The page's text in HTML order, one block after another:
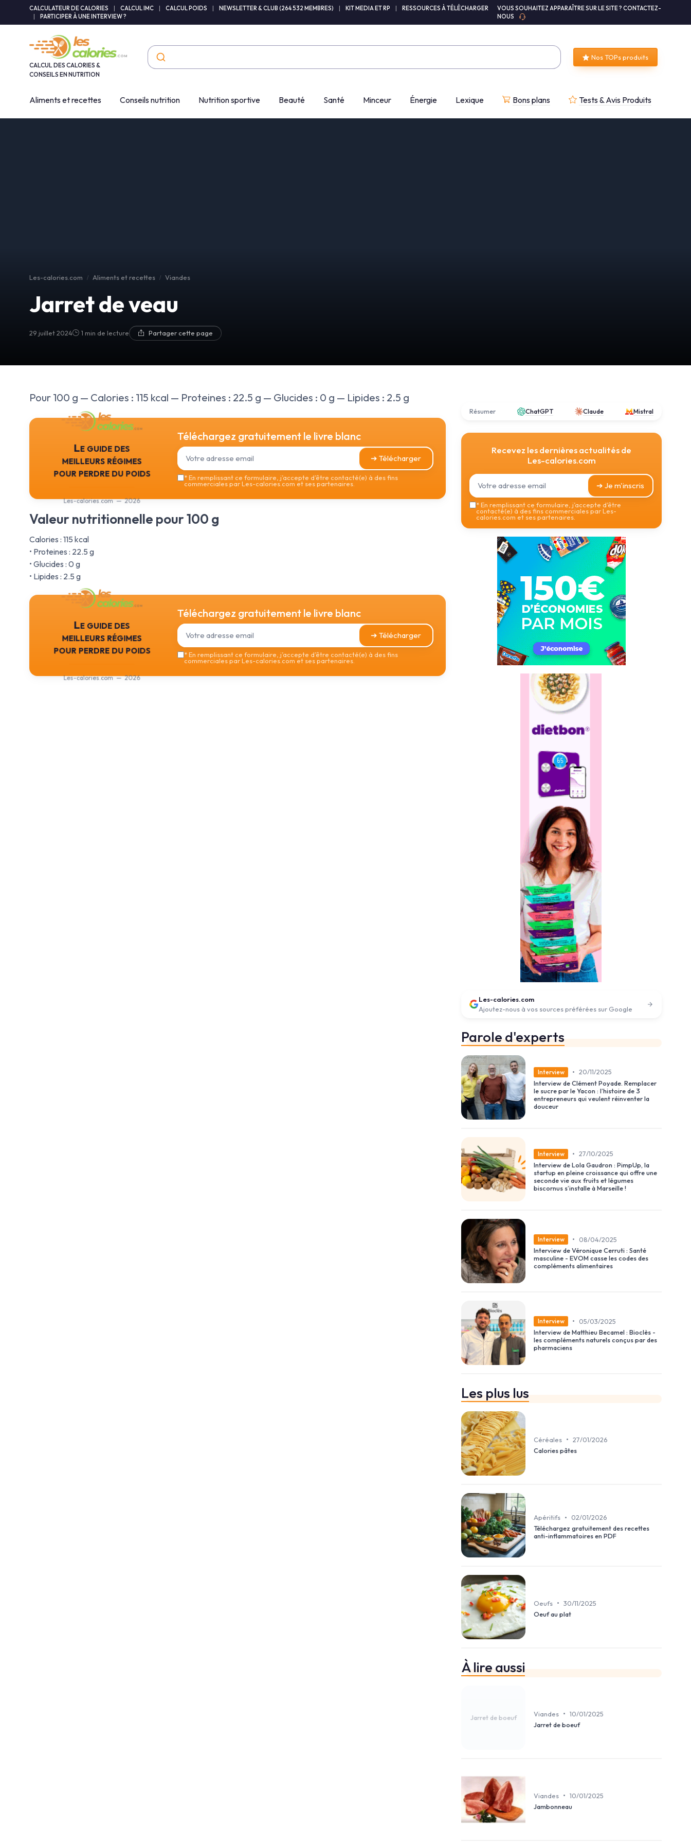
CALCULATEUR DE CALORIES CALCUL IMC CALCUL POIDS NEWSLETTER & CLUB (264 532 MEMBRES) KIT MEDIA ET RP
RESSOURCES À TÉLÉCHARGER
PARTICIPER À UNE INTERVIEW ?
VOUS SOUHAITEZ APPARAÎTRE SUR LE SITE ? CONTACTEZ-
NOUS
CALCUL DES CALORIES &
CONSEILS EN NUTRITION
Nos TOPs produits
Aliments et recettes Conseils nutrition Nutrition sportive Beauté Santé Minceur Énergie Lexique Bons plans Tests & Avis Produits
Les-calories.com Aliments et recettes Viandes
Jarret de veau
29 juillet 2024 1 min de lecture Partager cette page
Pour 100 g — Calories : 115 kcal — Proteines : 22.5 g — Glucides : 0 g — Lipides : 2.5 g
Le guide des
meilleurs régimes
pour perdre du poids
Les-calories.com — 2026
Téléchargez gratuitement le livre blanc
➔ Télécharger
*En remplissant ce formulaire, j’accepte d’être contacté(e) à des fins
commerciales par Les-calories.com et ses partenaires.
Valeur nutritionnelle pour 100 g
Calories : 115 kcal
• Proteines : 22.5 g
• Glucides : 0 g
• Lipides : 2.5 g
Le guide des
meilleurs régimes
pour perdre du poids
Les-calories.com — 2026
Téléchargez gratuitement le livre blanc
➔ Télécharger
*En remplissant ce formulaire, j’accepte d’être contacté(e) à des fins
commerciales par Les-calories.com et ses partenaires.
Résumer ChatGPT Claude Mistral
Recevez les dernières actualités de
Les-calories.com
➔ Je m'inscris
*En remplissant ce formulaire, j’accepte d’être
contacté(e) à des fins commerciales par Les-
calories.com et ses partenaires.
Les-calories.com
Ajoutez-nous à vos sources préférées sur Google
Parole d'experts
Interview • 20/11/2025
Interview de Clément Poyade. Remplacer
le sucre par le Yacon : l’histoire de 3
entrepreneurs qui veulent réinventer la
douceur
Interview • 27/10/2025
Interview de Lola Gaudron : PimpUp, la
startup en pleine croissance qui offre une
seconde vie aux fruits et légumes
biscornus s’installe à Marseille !
Interview •
08/04/2025
Interview de Véronique Cerruti : Santé
masculine - EVOM casse les codes des
compléments alimentaires
Interview •
05/03/2025
Interview de Matthieu Becamel : Bioclès -
les compléments naturels conçus par des
pharmaciens
Les plus lus
Céréales • 27/01/2026
Calories pâtes
Apéritifs •
02/01/2026
Téléchargez gratuitement des recettes
anti-inflammatoires en PDF
Oeufs • 30/11/2025
Oeuf au plat
À lire aussi
Jarret de boeuf Viandes • 10/01/2025
Jarret de boeuf
Viandes • 10/01/2025
Jambonneau
Panneau de gestion des cookies